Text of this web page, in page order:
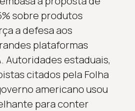
sobre produtos
a defesa aos
plataformas
Autoridades estaduais,
citados pela Folha
americano usou
para conter